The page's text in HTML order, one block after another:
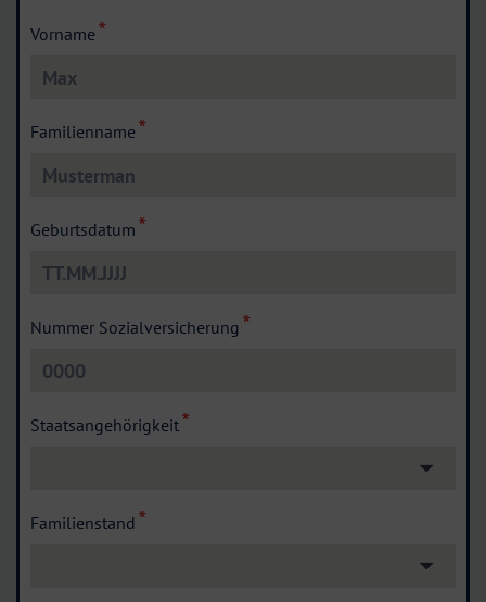
Vorname
Familienname
Geburtsdatum
Nummer Sozialversicherung
Staatsangehörigkeit
Familienstand